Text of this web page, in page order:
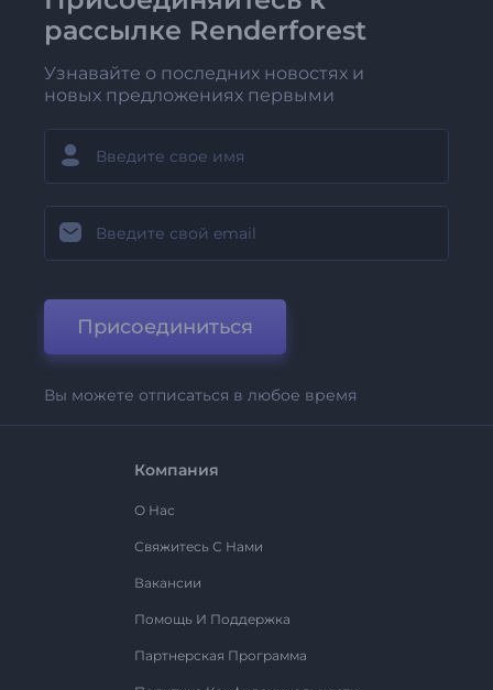
рассылке Renderforest
Узнавайте о последних новостях и
новых предложениях первыми
Присоединиться
Вы можете отписаться в любое время
Компания
О Нас
Свяжитесь С Нами
Вакансии
Помощь И Поддержка
Партнерская Программа